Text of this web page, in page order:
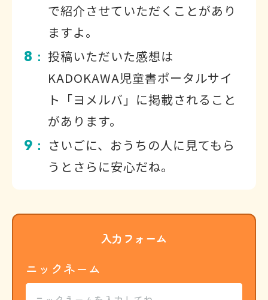
で紹介させていただくことがあり
ますよ。
8 ： 投稿いただいた感想は
KADOKAWA児童書ポータルサイ
ト「ヨメルバ」に掲載されること
があります。
9 ：
さいごに、おうちの人に見てもら
うとさらに安心だね。
入力フォーム
ニックネーム